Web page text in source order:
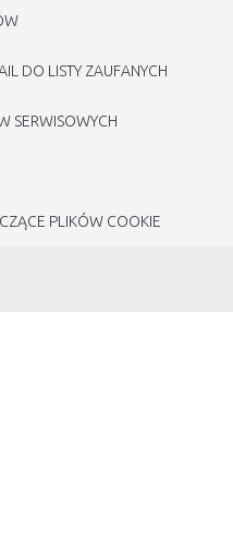
DO LISTY ZAUFANYCH
SERWISOWYCH
PLIKÓW COOKIE